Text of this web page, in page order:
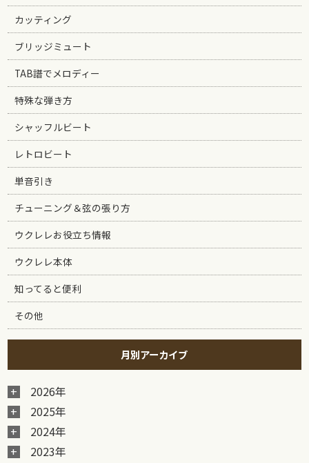
カッティング
ブリッジミュート
TAB譜でメロディー
特殊な弾き方
シャッフルビート
レトロビート
単音引き
チューニング＆弦の張り方
ウクレレお役立ち情報
ウクレレ本体
知ってると便利
その他
月別アーカイブ
2026年
2025年
2024年
2023年